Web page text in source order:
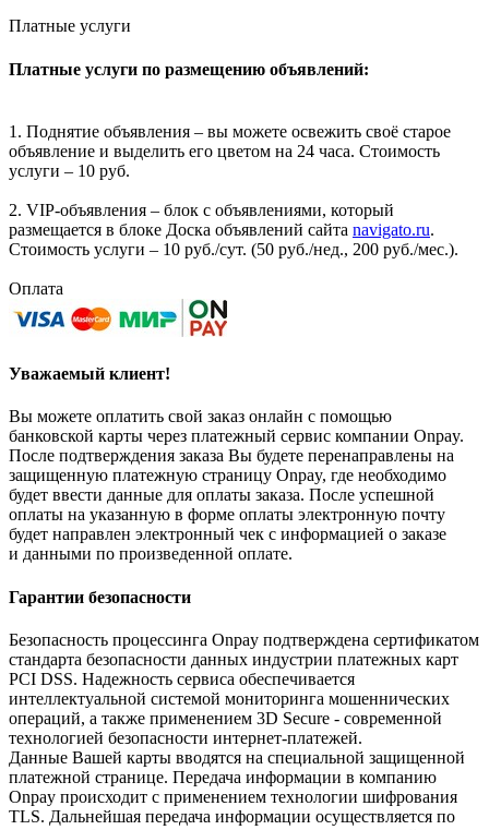
Платные услуги
Платные услуги по размещению объявлений:
1. Поднятие объявления – вы можете освежить своё старое
объявление и выделить его цветом на 24 часа. Стоимость
услуги – 10 руб.
2. VIP-объявления – блок с объявлениями, который
размещается в блоке Доска объявлений сайта navigato.ru.
Стоимость услуги – 10 руб./сут. (50 руб./нед., 200 руб./мес.).
Оплата
Уважаемый клиент!
Вы можете оплатить свой заказ онлайн с помощью
банковской карты через платежный сервис компании Onpay.
После подтверждения заказа Вы будете перенаправлены на
защищенную платежную страницу Onpay, где необходимо
будет ввести данные для оплаты заказа. После успешной
оплаты на указанную в форме оплаты электронную почту
будет направлен электронный чек с информацией о заказе
и данными по произведенной оплате.
Гарантии безопасности
Безопасность процессинга Onpay подтверждена сертификатом
стандарта безопасности данных индустрии платежных карт
PCI DSS. Надежность сервиса обеспечивается
интеллектуальной системой мониторинга мошеннических
операций, а также применением 3D Secure - современной
технологией безопасности интернет-платежей.
Данные Вашей карты вводятся на специальной защищенной
платежной странице. Передача информации в компанию
Onpay происходит с применением технологии шифрования
TLS. Дальнейшая передача информации осуществляется по